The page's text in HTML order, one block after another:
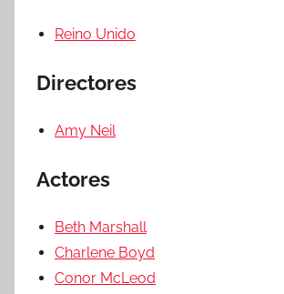
Reino Unido
Directores
Amy Neil
Actores
Beth Marshall
Charlene Boyd
Conor McLeod